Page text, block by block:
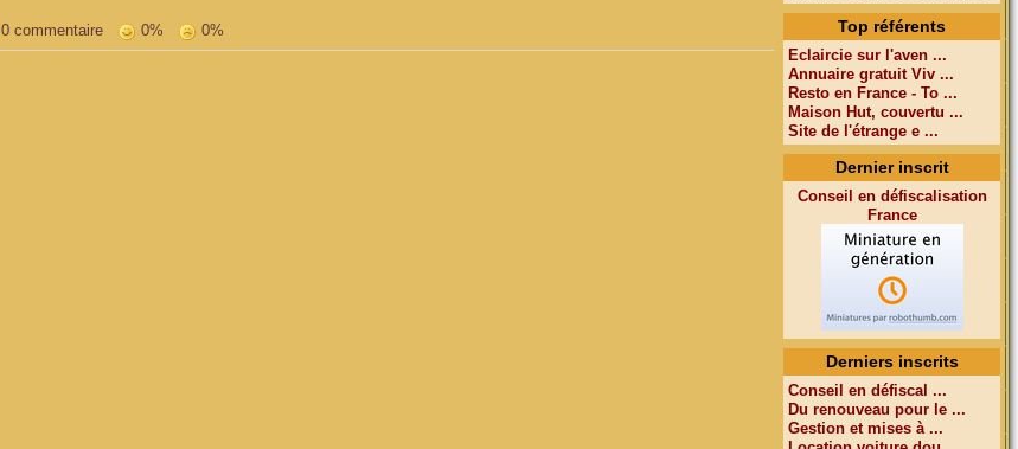
0 commentaire 0% 0% Top référents
Eclaircie sur l'aven ...
Annuaire gratuit Viv ...
Resto en France - To ...
Maison Hut, couvertu ...
Site de l'étrange e ...
Dernier inscrit
Conseil en défiscalisation
France
Derniers inscrits
Conseil en défiscal ...
Du renouveau pour le ...
Gestion et mises à ...